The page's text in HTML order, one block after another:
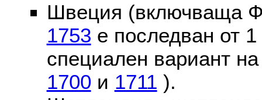
Швеция (включваща
1753 е последван от
специален вариант
1700 и 1711 ).